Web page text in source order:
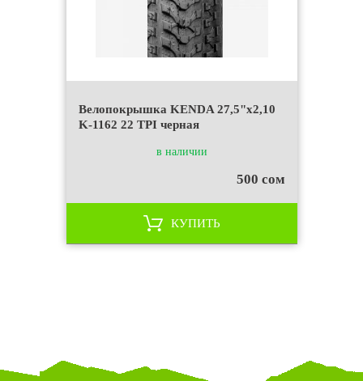
Велопокрышка KENDA 27,5"х2,10
K-1162 22 TPI черная
в наличии
500 сом
КУПИТЬ